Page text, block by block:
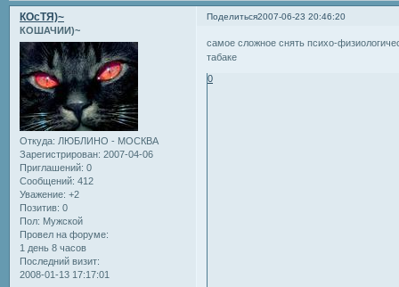
Поделиться2007-06-23 20:46:20
КОсТЯ)~
КОШАЧИИ)~
Откуда: ЛЮБЛИНО - МОСКВА
Зарегистрирован: 2007-04-06
Приглашений: 0
Сообщений: 412
Уважение: +2
Позитив: 0
Пол: Мужской
Провел на форуме:
1 день 8 часов
Последний визит:
2008-01-13 17:17:01
самое сложное снять психо-
табаке
0